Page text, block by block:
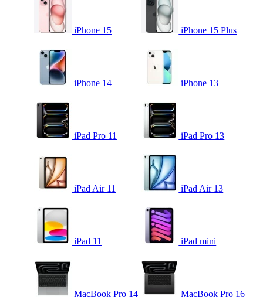
iPhone 15 iPhone 15 Plus
iPhone 14 iPhone 13
iPad Pro 11 iPad Pro 13
iPad Air 11 iPad Air 13
iPad 11 iPad mini
MacBook Pro 14 MacBook Pro 16